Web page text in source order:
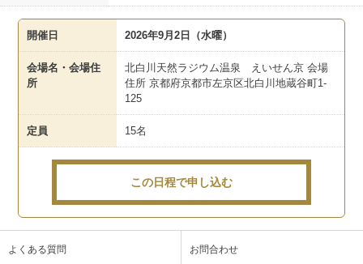
開催日 2026年9月2日（水曜）
会場名・会場住
所
北白川天然ラジウム温泉 えいせん京 会場
住所 京都府京都市左京区北白川地蔵谷町1-
125
定員 15名
この日程で申し込む
よくある質問 お問合わせ